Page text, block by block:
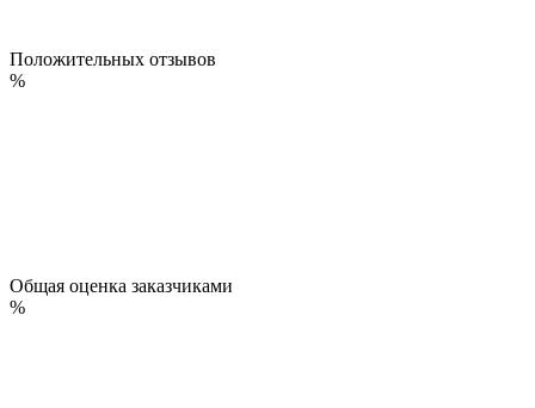
Положительных отзывов
%
Общая оценка заказчиками
%